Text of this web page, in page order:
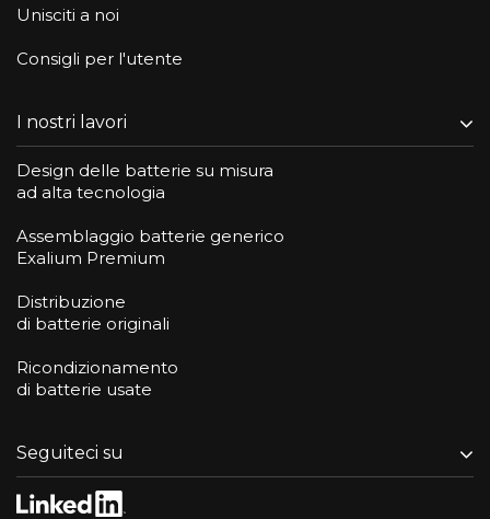
Unisciti a noi
Consigli per l'utente
I nostri lavori
Design delle batterie su misura
ad alta tecnologia
Assemblaggio batterie generico
Exalium Premium
Distribuzione
di batterie originali
Ricondizionamento
di batterie usate
Seguiteci su